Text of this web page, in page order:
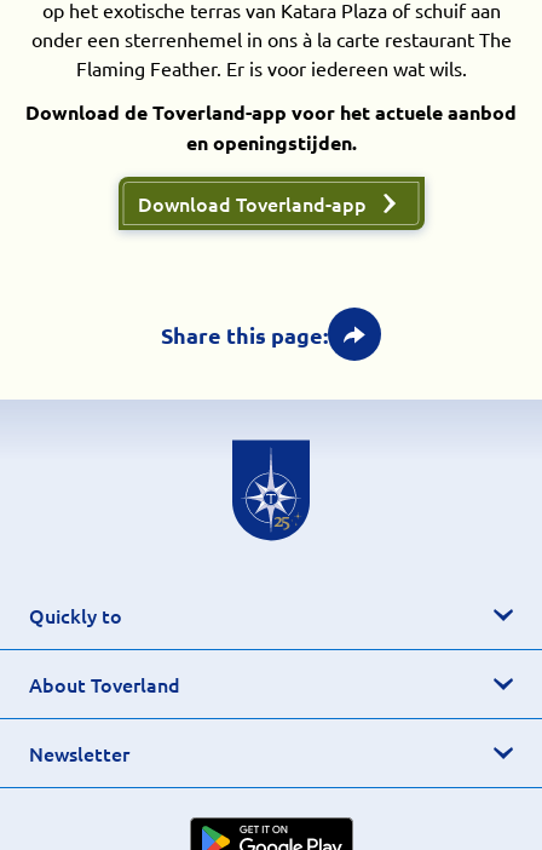
op het exotische terras van Katara Plaza of schuif aan
onder een sterrenhemel in ons à la carte restaurant The
Flaming Feather. Er is voor iedereen wat wils.
Download de Toverland-app voor het actuele aanbod
en openingstijden.
Download Toverland-app
Share this page:
Quickly to
About Toverland
Newsletter